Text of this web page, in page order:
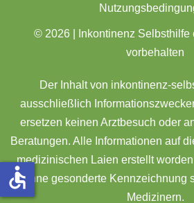
© 2026 |
Inkontinenz Selbsthilfe
vorbehalten
Der Inhalt von inkontinenz-
ausschließlich
ersetzen keinen Arztbesuch oder
Beratungen. Alle Informationen auf
medizinischen Laien erstellt
ohne gesonderte Kennzeichnung
Medizinern.
accessible